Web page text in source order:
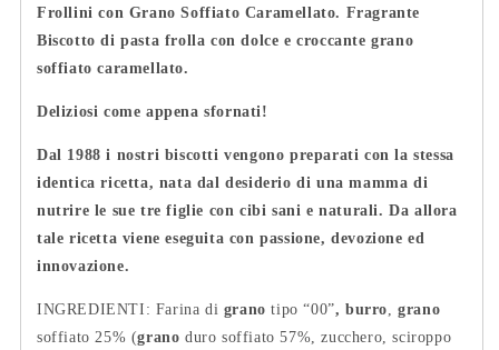
Frollini con Grano Soffiato Caramellato. Fragrante
Biscotto di pasta frolla con dolce e croccante grano
soffiato caramellato.
Deliziosi come appena sfornati!
Dal 1988 i nostri biscotti vengono preparati con la stessa
identica ricetta, nata dal desiderio di una mamma di
nutrire le sue tre figlie con cibi sani e naturali. Da allora
tale ricetta viene eseguita con passione, devozione ed
innovazione.
INGREDIENTI : Farina di grano tipo “00”, burro
grano
soffiato 25% (grano duro soffiato 57%, zucchero, sciroppo